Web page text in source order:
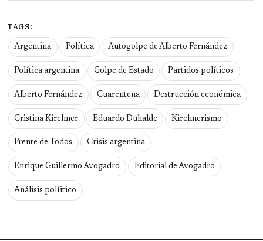
TAGS:
Argentina Política Autogolpe de Alberto Fernández
Política argentina Golpe de Estado Partidos políticos
Alberto Fernández Cuarentena Destrucción económica
Cristina Kirchner Eduardo Duhalde Kirchnerismo
Frente de Todos Crisis argentina
Enrique Guillermo Avogadro Editorial de Avogadro
Análisis políitico